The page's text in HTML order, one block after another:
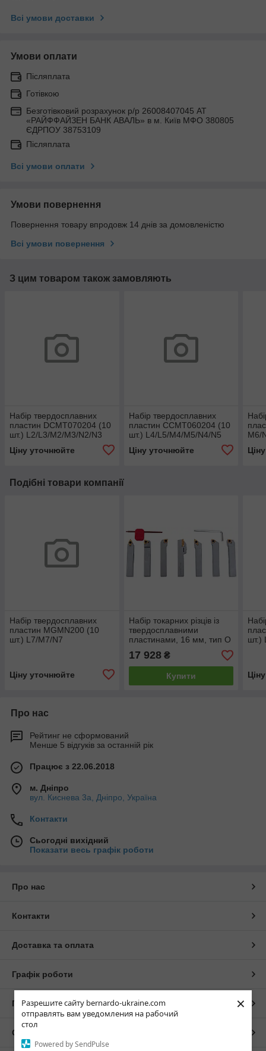
Разрешите сайту bernardo-ukraine.com
отправлять вам уведомления на рабочий
стол
Powered by SendPulse
×
Всі умови доставки
Умови оплати
Післяплата
Готівкою
Безготівковий розрахунок р/р 26008407045 АТ
«РАЙФФАЙЗЕН БАНК АВАЛЬ» в м. Київ МФО 380805
ЄДРПОУ 38753109
Післяплата
Всі умови оплати
Умови повернення
Повернення товару впродовж 14 днів за домовленістю
Всі умови повернення
З цим товаром також замовляють
Набір твердосплавних
пластин DCMT070204 (10
шт.) L2/L3/M2/M3/N2/N3
Ціну уточнюйте
Набір твердосплавних
пластин CCMT060204 (10
шт.) L4/L5/M4/M5/N4/N5
Ціну уточнюйте
M6/
Подібні товари компанії
Набір твердосплавних
пластин MGMN200 (10
шт.) L7/M7/N7
Ціну уточнюйте
Набір токарних різців із
твердосплавними
пластинами, 16 мм, тип О
17 928₴
Купити
шт.)
Про нас
Рейтинг не сформований
Менше 5 відгуків за останній рік
Працює з 22.06.2018
м. Дніпро
вул. Киснева 3а, Дніпро, Україна
Контакти
Сьогодні вихідний
Показати весь графік роботи
Про нас
Контакти
Доставка та оплата
Графік роботи
Повна версія сайту
Сайт створено на маркетплейсі